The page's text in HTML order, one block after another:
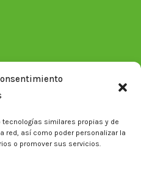
similares propias y de
red, así como poder personalizar la
o promover sus servicios.